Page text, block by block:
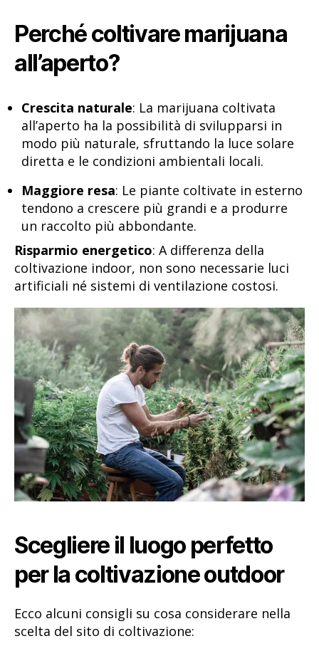
Perché coltivare marijuana
all’aperto?
Crescita naturale: La marijuana coltivata
all’aperto ha la possibilità di svilupparsi in
modo più naturale, sfruttando la luce solare
diretta e le condizioni ambientali locali.
Maggiore resa: Le piante coltivate in esterno
tendono a crescere più grandi e a produrre
un raccolto più abbondante.
Risparmio energetico: A differenza della
coltivazione indoor, non sono necessarie luci
artificiali né sistemi di ventilazione costosi.
Scegliere il luogo perfetto
per la coltivazione outdoor
Ecco alcuni consigli su cosa considerare nella
scelta del sito di coltivazione: